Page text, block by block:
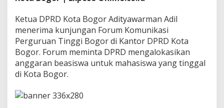
n
l
o
k
a
s
i
Ketua DPRD Kota Bogor Adityawarman Adil
menerima kunjungan Forum Komunikasi
Perguruan Tinggi Bogor di Kantor DPRD Kota
Bogor. Forum meminta DPRD mengalokasikan
anggaran beasiswa untuk mahasiswa yang tinggal
di Kota Bogor.